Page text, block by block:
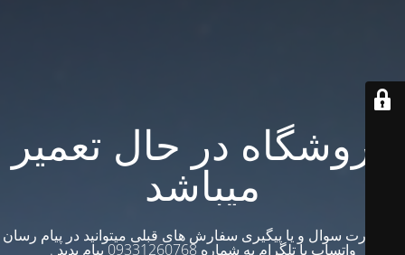
فروشگاه در حال تعمیر
میباشد
در صورت سوال و یا پیگیری سفارش های قبلی میتوانید در پیام رسان
واتساپ یا تلگرام به شماره 09331260768 پیام بدید .